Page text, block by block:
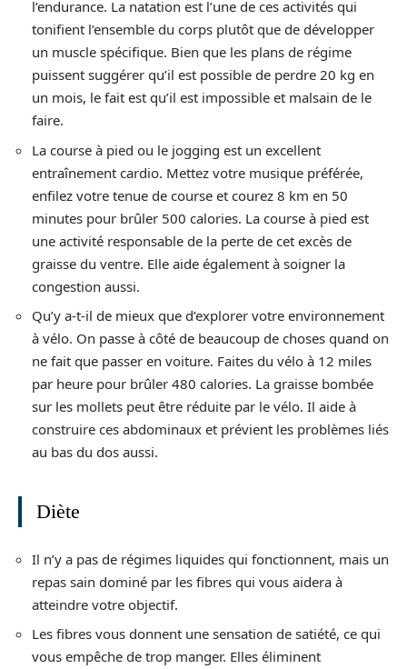
l’endurance. La natation est l’une de ces activités qui
tonifient l’ensemble du corps plutôt que de développer
un muscle spécifique. Bien que les plans de régime
puissent suggérer qu’il est possible de perdre 20 kg en
un mois, le fait est qu’il est impossible et malsain de le
faire.
La course à pied ou le jogging est un excellent
entraînement cardio. Mettez votre musique préférée,
enfilez votre tenue de course et courez 8 km en 50
minutes pour brûler 500 calories. La course à pied est
une activité responsable de la perte de cet excès de
graisse du ventre. Elle aide également à soigner la
congestion aussi.
Qu’y a-t-il de mieux que d’explorer votre environnement
à vélo. On passe à côté de beaucoup de choses quand on
ne fait que passer en voiture. Faites du vélo à 12 miles
par heure pour brûler 480 calories. La graisse bombée
sur les mollets peut être réduite par le vélo. Il aide à
construire ces abdominaux et prévient les problèmes liés
au bas du dos aussi.
Diète
Il n’y a pas de régimes liquides qui fonctionnent, mais un
repas sain dominé par les fibres qui vous aidera à
atteindre votre objectif.
Les fibres vous donnent une sensation de satiété, ce qui
vous empêche de trop manger. Elles éliminent